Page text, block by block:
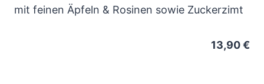
mit feinen Äpfeln & Rosinen sowie Zuckerzimt
13,90 €